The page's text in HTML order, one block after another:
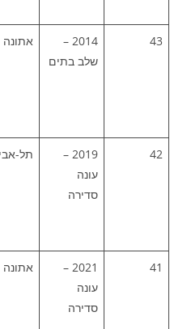
43
2014 –
שלב בתים
אתונה
42
2019 –
עונה
סדירה
תל-
41
2021 –
עונה
סדירה
אתונה